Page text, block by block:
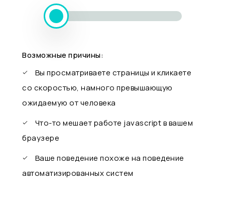
Возможные причины:
Вы просматриваете страницы и кликаете
со скоростью, намного превышающую
ожидаемую от человека
Что-то мешает работе javascript в вашем
браузере
Ваше поведение похоже на поведение
автоматизированных систем